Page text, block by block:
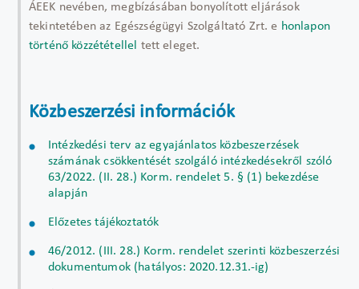
ÁEEK nevében, megbízásában bonyolított eljárások
tekintetében az Egészségügyi Szolgáltató Zrt. e honlapon
történő közzététellel tett eleget.
Közbeszerzési információk
Intézkedési terv az egyajánlatos közbeszerzések
számának csökkentését szolgáló intézkedésekről szóló
63/2022. (II. 28.) Korm. rendelet 5. § (1) bekezdése
alapján
Előzetes tájékoztatók
46/2012. (III. 28.) Korm. rendelet szerinti közbeszerzési
dokumentumok (hatályos: 2020.12.31.-ig)